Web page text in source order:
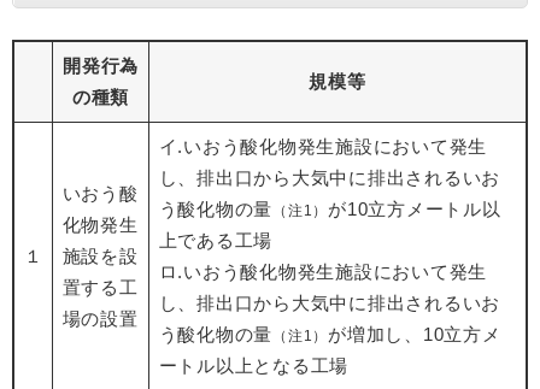
開発行為
の種類
規模等
１
いおう酸
化物発生
施設を設
置する工
場の設置
イ.いおう酸化物発生施設において発生
し、排出口から大気中に排出されるいお
う酸化物の量 （注1） が10立方メートル以
上である工場
ロ.いおう酸化物発生施設において発生
し、排出口から大気中に排出されるいお
う酸化物の量 （注1） が増加し、10立方メ
ートル以上となる工場